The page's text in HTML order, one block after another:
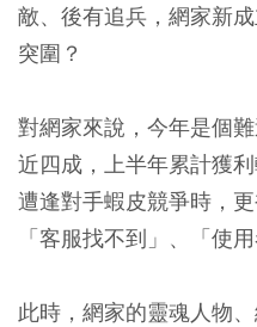
敵、後有追兵，網家新
突圍？
對網家來說，今年是個
近四成，上半年累計獲
遭逢對手蝦皮競爭時，
「客服找不到」、「使
此時，網家的靈魂人物